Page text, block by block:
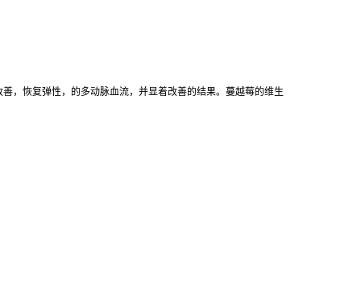
，恢复弹性，的多动脉血流，并显着改善的结果。蔓越莓的维生